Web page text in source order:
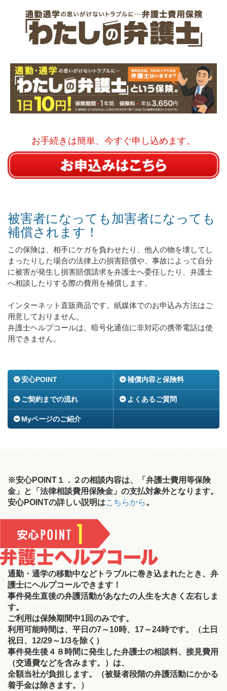
お手続きは簡単、今すぐ申し込めます。
被害者になっても加害者になっても
補償されます！
この保険は、相手にケガを負わせたり、他人の物を壊してし
まったりした場合の法律上の損害賠償や、事故によって自分
に被害が発生し損害賠償請求を弁護士へ委任したり、弁護士
へ相談したりする際の費用を補償します。
インターネット直販商品です。紙媒体でのお申込み方法はご
用意しておりません。
弁護士ヘルプコールは、暗号化通信に非対応の携帯電話は使
用できません。
安心POINT 補償内容と保険料
ご契約までの流れ よくあるご質問
Myページのご紹介
※安心POINT１．２の相談内容は、「弁護士費用等保険
金」と「法律相談費用保険金」の支払対象外となります。
安心POINTの詳しい説明はこちらから。
通勤・通学の移動中などトラブルに巻き込まれたとき、弁
護士にヘルプコールできます！
事件発生直後の弁護活動があなたの人生を大きく左右しま
す。
ご利用は保険期間中1回のみです。
利用可能時間は、平日の7～10時、17～24時です。（土日
祝日、12/29～1/3を除く）
事件発生後４８時間に発生した弁護士の相談料、接見費用
（交通費などを含みます。）は、
全額当社が負担します。（被疑者段階の弁護活動にかかる
着手金は除きます。）